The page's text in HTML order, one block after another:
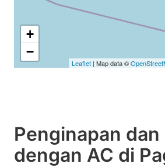
+
−
Leaflet | Map data ©
Penginapan
dengan AC di